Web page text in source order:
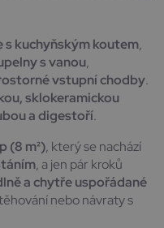
kuchyňským koutem,
s vanou,
vstupní chodby.
sklokeramickou
a digestoří.
(8 m²), který se nachází
, a jen pár kroků
a chytře uspořádané
nebo návraty s